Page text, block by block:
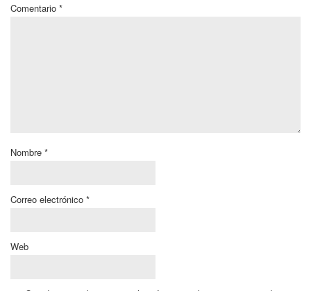
Comentario *
Nombre *
Correo electrónico *
Web